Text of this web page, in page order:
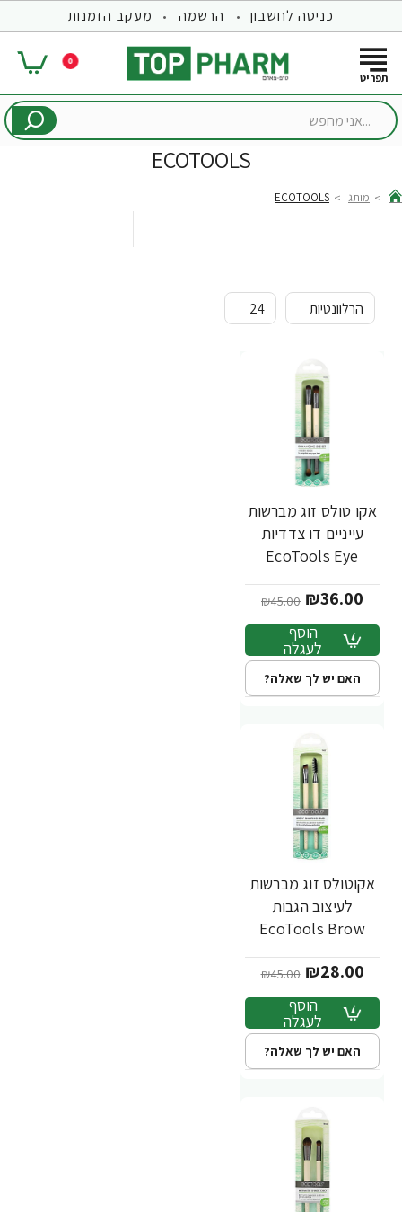
כניסה לחשבון הרשמה מעקב הזמנות
0
...אני
ECOTOOLS
מותג ECOTOOLS
-20%
אקו טולס זוג מברשות
עייניים דו צדדיות
EcoTools Eye
₪36.00
₪45.00
הוסף
לעגלה
האם יש לך שאלה?
-38%
אקוטולס זוג מברשות
לעיצוב הגבות
EcoTools Brow
₪28.00
₪45.00
הוסף
לעגלה
האם יש לך שאלה?